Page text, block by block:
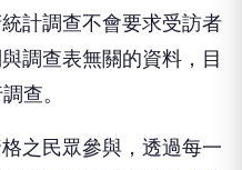
計調查不會要求受訪者
調查表無關的資料，目
查。
之民眾參與，透過每一